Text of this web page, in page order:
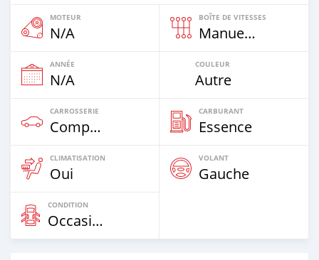
MOTEUR
N/A
BOÎTE DE VITESSES
Manuelle
ANNÉE
N/A
COULEUR
Autre
CARROSSERIE
Compacte
CARBURANT
Essence
CLIMATISATION
Oui
VOLANT
Gauche
CONDITION
Occasion